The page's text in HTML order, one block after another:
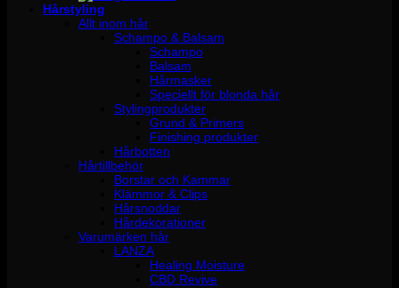
Hårstyling
Allt inom hår
Schampo & Balsam
Schampo
Balsam
Hårmasker
Speciellt för blonda hår
Stylingprodukter
Grund & Primers
Finishing produkter
Hårbotten
Hårtillbehör
Borstar och Kammar
Klämmor & Clips
Hårsnoddar
Hårdekorationer
Varumärken hår
LANZA
Healing Moisture
CBD Revive